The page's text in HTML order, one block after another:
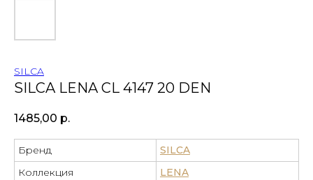
SILCA LENA CL 4147 20 DEN
SILCA
1485,00 р.
Бренд
SILCA
Коллекция
LENA